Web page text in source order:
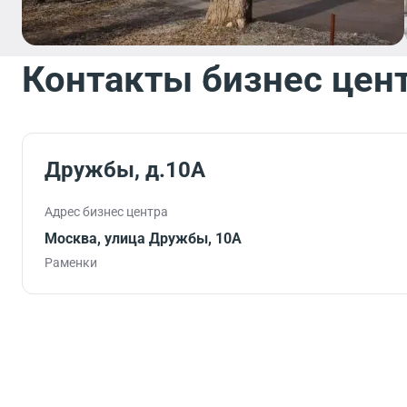
Контакты бизнес
Дружбы, д.10А
Адрес бизнес центра
Москва, улица Дружбы, 10А
Раменки